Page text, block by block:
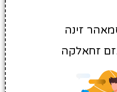
זינה
זחאלקה